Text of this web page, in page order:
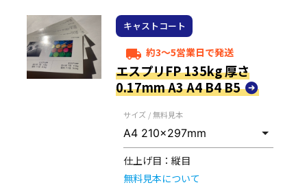
キャストコート
local_shipping 約3～5営業日で発送
エスプリFP 135kg 厚さ
0.17mm A3 A4 B4 B5
サイズ / 無料見本
仕上げ目： 縦目
無料見本について